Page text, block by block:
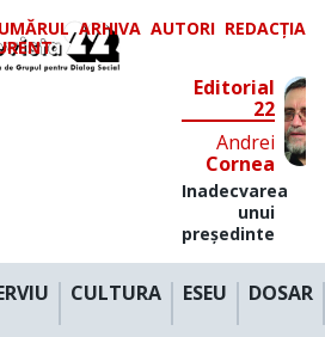
ARHIVA AUTORI REDACȚIA
Editorial
22
Andrei
Cornea
Inadecvarea
unui
președinte
CULTURA ESEU DOSAR